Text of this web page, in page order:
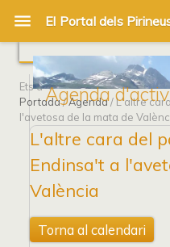
Agenda
Ets a
Portada/Agenda/ L'altre
l'avetosa de la mata de
L'altre cara del
Endinsa't a
València
Torna al calendari